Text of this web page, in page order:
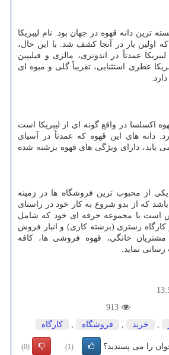
ترین دانه قهوه در جهان بود. نام لیبریکا
که اولین بار در آنجا کشف شد. با این حال،
عمدتاً در اندونزی، مالزی و فیلیپین
عطری استثنایی، تقریباً گلی و میوه ای
اکسلسا در واقع گونه ای از لیبریکا است
دانه های این قهوه که عمدتاً در آسیای
دارای ویژگی های قهوه برشته شده
از محبوب ترین فروشگاه ها در زمینه
که از بدو شروع به کار خود در راستای
است با مجموعه حرفه ای خود که شامل
رستری (برشته کاری) و انبار فروش
مشتریان خانگی، قهوه فروشی ها، کافه
نماید.
913
, خرید , فروشگاه , كارگاه
را می پسندید؟ (1)
(0)